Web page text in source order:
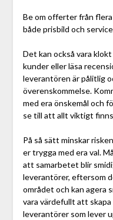
Be om offerter från
både prisbild och
Det kan också vara
kunder eller läsa
leverantören är pålitlig
överenskommelse.
med era önskemål och
se till att allt viktigt
På så sätt minskar
er trygga med era val.
att samarbetet blir
leverantörer, eftersom
området och kan agera
vara värdefullt att
leverantörer som lever